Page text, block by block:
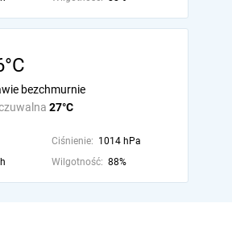
27°C
bezchmurnie
Ciśnienie: 1014 hPa
Wilgotność: 88%